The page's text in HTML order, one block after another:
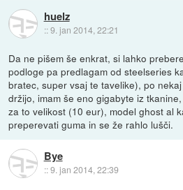
huelz
::9. jan 2014, 22:21
Da ne pišem še enkrat, si lahko
podloge pa predlagam od steelseries
bratec, super vsaj te tavelike), po
držijo, imam še eno gigabyte iz
za to velikost (10 eur), model ghost al
preperevati guma in se že rahlo lušči.
Bye
::9. jan 2014, 22:39